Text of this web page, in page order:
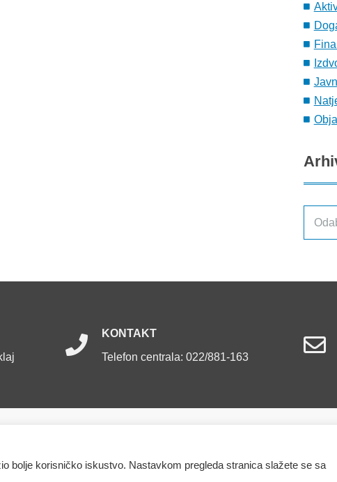
KONTAKT
Telefon centrala: 022/881-163
bolje korisničko iskustvo. Nastavkom pregleda stranica slažete se sa